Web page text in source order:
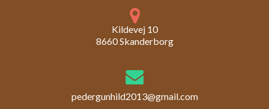
Kildevej 10
8660 Skanderborg
pedergunhild2013@gmail.com